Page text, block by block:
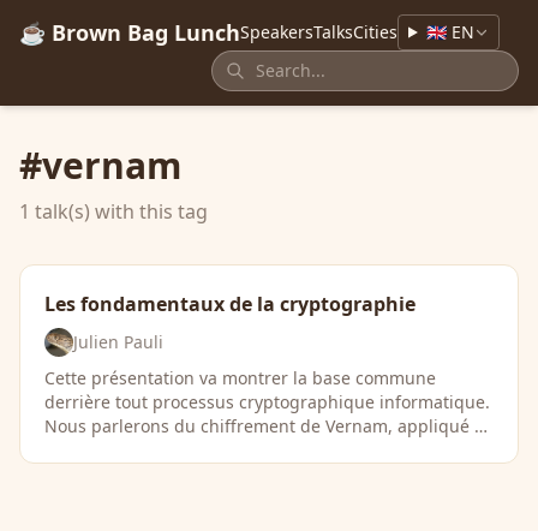
☕ Brown Bag LunchSpeakersTalksCities 🇬🇧 EN
#vernam
1 talk(s) with this tag
Les fondamentaux de la cryptographie
Julien Pauli
Cette présentation va montrer la base commune
derrière tout processus cryptographique informatique.
Nous parlerons du chiffrement de Vernam, appliqué …